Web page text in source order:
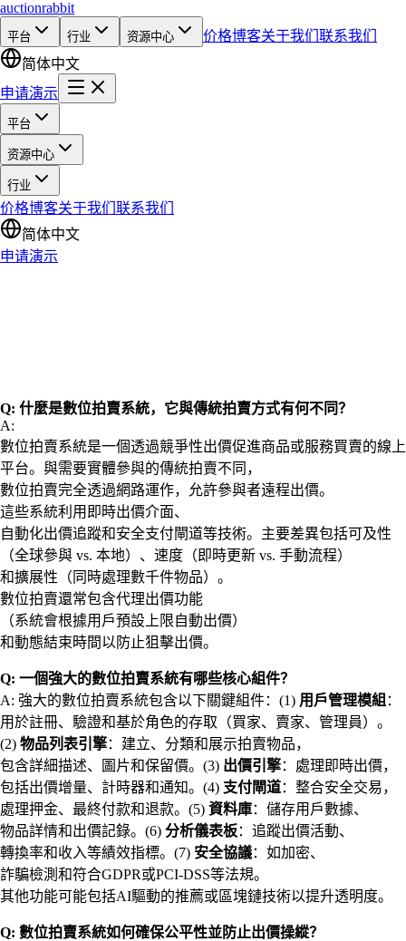
auctionrabbit
平台 行业 资源中心 价格博客关于我们 联系我们
简体中文
申请演示
平台
资源中心
行业
价格博客关于我们 联系我们
简体中文
申请演示
Q: 什麼是數位拍賣系統，它與傳統拍賣方式有何不同？
A:
數位拍賣系統是一個透過競爭性出價促進商品或服務買賣的線上
平台。與需要實體參與的傳統拍賣不同，
數位拍賣完全透過網路運作，允許參與者遠程出價。
這些系統利用即時出價介面、
自動化出價追蹤和安全支付閘道等技術。主要差異包括可及性
（全球參與 vs. 本地）、速度（即時更新 vs. 手動流程）
和擴展性（同時處理數千件物品）。
數位拍賣還常包含代理出價功能
（系統會根據用戶預設上限自動出價）
和動態結束時間以防止狙擊出價。
Q: 一個強大的數位拍賣系統有哪些核心組件？
A: 強大的數位拍賣系統包含以下關鍵組件：(1) 用戶管理模組 ：
用於註冊、驗證和基於角色的存取（買家、賣家、管理員）。
(2) 物品列表引擎：建立、分類和展示拍賣物品，
包含詳細描述、圖片和保留價。(3) 出價引擎：處理即時出價，
包括出價增量、計時器和通知。(4) 支付閘道：整合安全交易，
處理押金、最終付款和退款。(5) 資料庫：儲存用戶數據、
物品詳情和出價記錄。(6) 分析儀表板：追蹤出價活動、
轉換率和收入等績效指標。(7) 安全協議：如加密、
詐騙檢測和符合GDPR或PCI-DSS等法規。
其他功能可能包括AI驅動的推薦或區塊鏈技術以提升透明度。
Q: 數位拍賣系統如何確保公平性並防止出價操縱？